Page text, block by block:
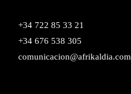
+34 722 85 33 21
+34 676 538 305
comunicacion@afrikaldia.com